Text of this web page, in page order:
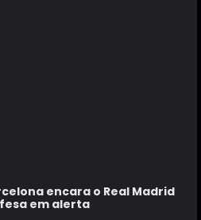
encara o Real Madrid
em alerta